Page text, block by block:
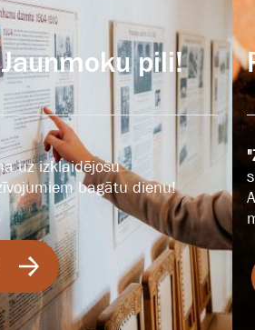
pili!
uz izklaidējošu
bagātu dienu!